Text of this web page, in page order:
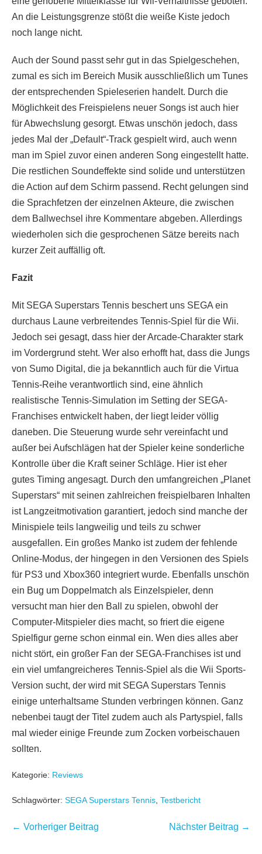
An die Leistungsgrenze stößt die weiße Kiste jedoch
noch lange nicht.
Auch der Sound passt sehr gut in das Spielgeschehen,
zumal es sich im Bereich Musik ausschließlich um Tunes
der entsprechenden Spieleserien handelt. Durch die
Möglichkeit des Freispielens neuer Songs ist auch hier
für Abwechslung gesorgt. Etwas unschön jedoch, dass
jedes Mal der „Default“-Track gespielt wird, auch wenn
man im Spiel zuvor einen anderen Song eingestellt hatte.
Die restlichen Soundeffekte sind solide und unterstützen
die Action auf dem Schirm passend. Recht gelungen sind
die Sprachfetzen der einzelnen Akteure, die zwischen
dem Ballwechsel ihre Kommentare abgeben. Allerdings
wiederholen sich die gesprochenen Sätze bereits nach
kurzer Zeit auffällig oft.
Fazit
Mit SEGA Superstars Tennis beschert uns SEGA ein
durchaus Laune verbreitendes Tennis-Spiel für die Wii.
Jedoch sei gesagt, dass hier der Arcade-Charakter stark
im Vordergrund steht. Wer also erhofft hat, dass die Jungs
von Sumo Digital, die ja bekanntlich auch für die Virtua
Tennis-Reihe verantwortlich sind, eine ähnlich
realistische Tennis-Simulation im Setting der SEGA-
Franchises entwickelt haben, der liegt leider völlig
daneben. Die Steuerung wurde sehr vereinfacht und
außer bei Aufschlägen hat der Spieler keine sonderliche
Kontrolle über die Kraft seiner Schläge. Hier ist eher
gutes Timing angesagt. Durch den umfangreichen „Planet
Superstars“ mit seinen zahlreichen freispielbaren Inhalten
ist Langzeitmotivation garantiert, jedoch sind manche der
Minispiele teils langweilig und teils zu schwer
ausgefallen. Ein großes Manko ist zudem der fehlende
Online-Modus, der hingegen in den Versionen des Spiels
für PS3 und Xbox360 integriert wurde. Ebenfalls unschön
ein Bug um Doppelmatch als Einzelspieler, denn
versucht man hier den Ball zu spielen, obwohl der
Computer-Mitspieler dies macht, so friert die eigene
Spielfigur gerne schon einmal ein. Wen dies alles aber
nicht stört, ein großer Fan der SEGA-Franchises ist und
ein viel umfangreicheres Tennis-Spiel als die Wii Sports-
Version sucht, der wird mit SEGA Superstars Tennis
einige unterhaltsame Stunden verbringen können. Ganz
nebenbei taugt der Titel zudem auch als Partyspiel, falls
mal wieder einige Freunde zum Zocken vorbeischauen
sollten.
Kategorie: Reviews
Schlagwörter: SEGA Superstars Tennis, Testbericht
Beitragsnavigation
← Vorheriger Beitrag Nächster Beitrag →